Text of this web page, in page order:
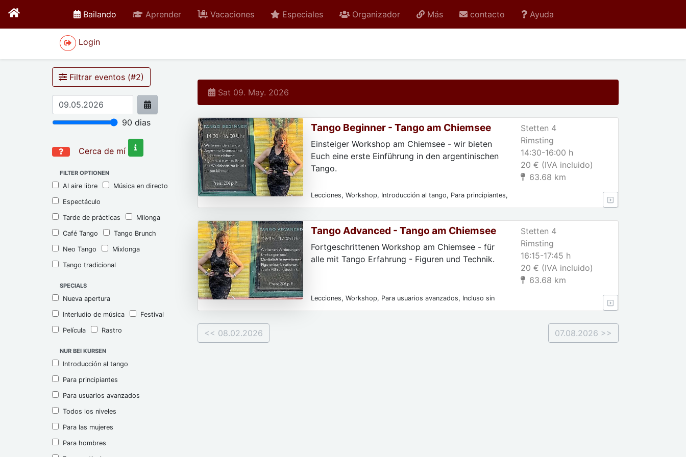
Bailando active Aprender Vacaciones Especiales Organizador Más contacto Ayuda
Login
Filtrar eventos (#2)
90 dias
Cerca de mí
FILTER OPTIONEN
Al aire libre Música en directo
Espectáculo
Tarde de prácticas Milonga
Café Tango Tango Brunch
Neo Tango Mixlonga
Tango tradicional
SPECIALS
Nueva apertura
Interludio de música Festival
Película Rastro
NUR BEI KURSEN
Introducción al tango
Para principiantes
Para usuarios avanzados
Todos los niveles
Para las mujeres
Para hombres
Sat 09. May. 2026
Tango Beginner - Tango am Chiemsee
Einsteiger Workshop am Chiemsee - wir bieten
Euch eine erste Einführung in den argentinischen
Tango.
Lecciones, Workshop, Introducción al tango, Para principiantes,
Stetten 4
Rimsting
14:30-16:00 h
20 € (IVA incluido)
63.68 km
Tango Advanced - Tango am Chiemsee
Fortgeschrittenen Workshop am Chiemsee - für
alle mit Tango Erfahrung - Figuren und Technik.
Lecciones, Workshop, Para usuarios avanzados, Incluso sin
Stetten 4
Rimsting
16:15-17:45 h
20 € (IVA incluido)
63.68 km
<< 08.02.2026 07.08.2026 >>